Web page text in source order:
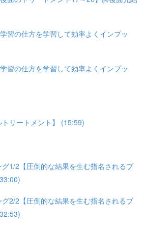
習の仕方を学習して効率よくインプッ
習の仕方を学習して効率よくインプッ
トリートメント】 (15:59)
1/2【圧倒的な結果を生む指名されるブ
2/2【圧倒的な結果を生む指名されるブ